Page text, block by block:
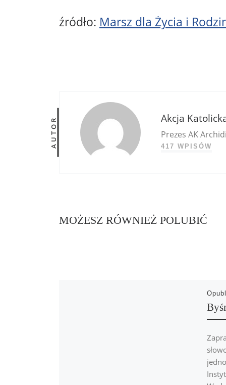
źródło: Marsz dla Życia i
AUTOR Akcja
Prezes AK
417 WPISÓW
MOŻESZ RÓWNIEŻ POLUBIĆ